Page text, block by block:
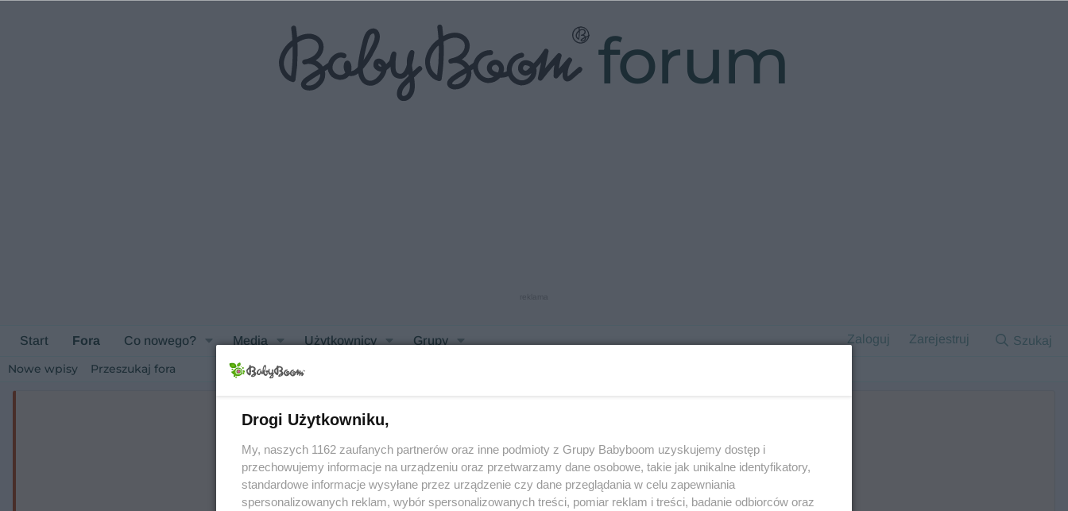
forum
Start Fora Co nowego? Media Użytkownicy Grupy Zaloguj Zarejestruj Szukaj
Nowe wpisy Przeszukaj fora
Drogi Użytkowniku,
My, naszych 1162 zaufanych partnerów oraz inne podmioty z Grupy Babyboom uzyskujemy dostęp i
przechowujemy informacje na urządzeniu oraz przetwarzamy dane osobowe, takie jak unikalne identyfikatory,
standardowe informacje wysyłane przez urządzenie czy dane przeglądania w celu zapewniania
spersonalizowanych reklam, wybór spersonalizowanych treści, pomiar reklam i treści, badanie odbiorców oraz